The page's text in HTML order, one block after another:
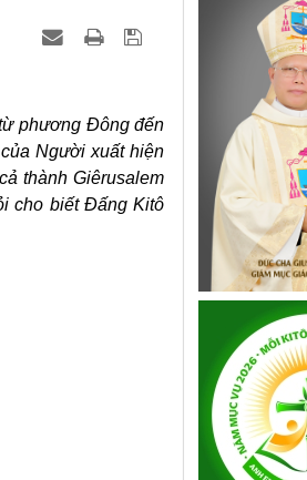
phương Ðông đến
Người xuất hiện
thành Giêrusalem
cho biết Ðấng Kitô